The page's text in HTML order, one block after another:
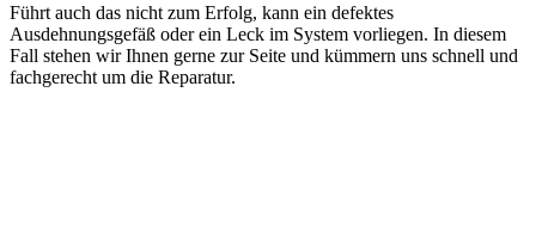
Führt auch das nicht zum Erfolg, kann ein defektes
Ausdehnungsgefäß oder ein Leck im System vorliegen. In diesem
Fall stehen wir Ihnen gerne zur Seite und kümmern uns schnell und
fachgerecht um die Reparatur.